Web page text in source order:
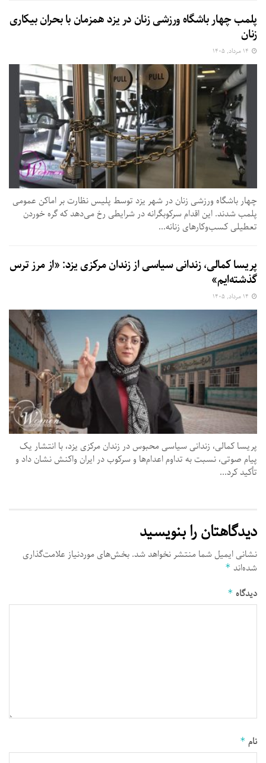
پلمب چهار باشگاه ورزشی زنان در یزد همزمان با بحران بیکاری
زنان
چهار باشگاه ورزشی زنان در شهر یزد توسط پلیس نظارت بر اماکن عمومی
پلمب شدند. این اقدام سرکوبگرانه در شرایطی رخ می‌دهد که گره خوردن
تعطیلی کسب‌وکارهای زنانه...
پریسا کمالی، زندانی سیاسی از زندان مرکزی یزد: «از مرز ترس
گذشته‌ایم»
پریسا کمالی، زندانی سیاسی محبوس در زندان مرکزی یزد، با انتشار یک
پیام صوتی، نسبت به تداوم اعدام‌ها و سرکوب در ایران واکنش نشان داد و
تأکید کرد...
دیدگاهتان را بنویسید
نشانی ایمیل شما منتشر نخواهد شد. بخش‌های موردنیاز علامت‌گذاری
شده‌اند *
دیدگاه *
نام *